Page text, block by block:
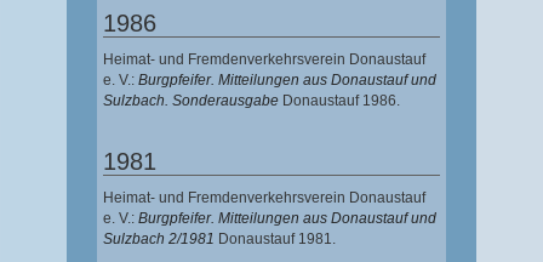
1986
Heimat- und Fremdenverkehrsverein Donaustauf
e. V.: Burgpfeifer. Mitteilungen aus Donaustauf und
Sulzbach. Sonderausgabe Donaustauf 1986.
1981
Heimat- und Fremdenverkehrsverein Donaustauf
e. V.: Burgpfeifer. Mitteilungen aus Donaustauf und
Sulzbach 2/1981 Donaustauf 1981.